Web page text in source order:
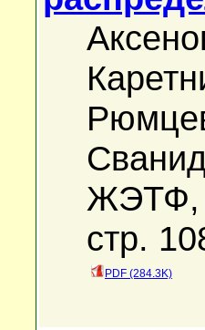
ЖЭТФ,
стр.
PDF (284.3K)